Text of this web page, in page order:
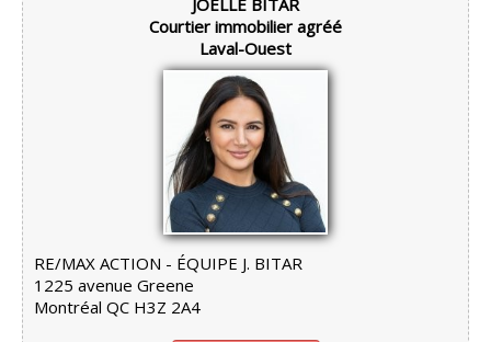
Courtier immobilier agréé
Laval-Ouest
RE/MAX ACTION - ÉQUIPE J. BITAR
1225 avenue Greene
Montréal QC H3Z 2A4